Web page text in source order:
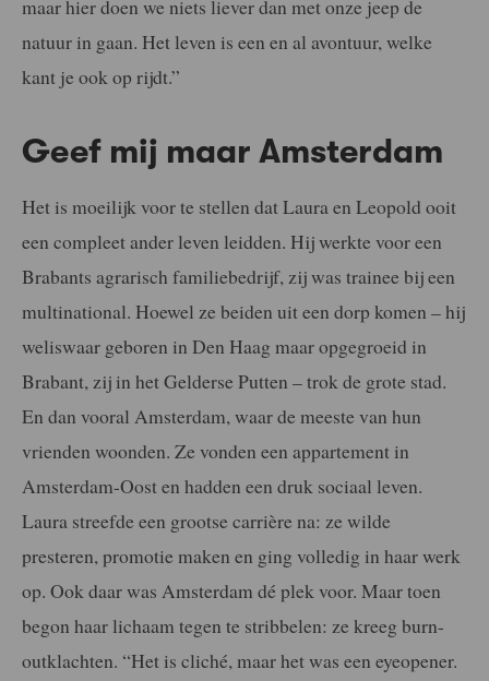
maar hier doen we niets liever dan met onze jeep de
natuur in gaan. Het leven is een en al avontuur, welke
kant je ook op rijdt.”
Geef mij maar Amsterdam
Het is moeilijk voor te stellen dat Laura en Leopold ooit
een compleet ander leven leidden. Hij werkte voor een
Brabants agrarisch familiebedrijf, zij was trainee bij een
multinational. Hoewel ze beiden uit een dorp komen – hij
weliswaar geboren in Den Haag maar opgegroeid in
Brabant, zij in het Gelderse Putten – trok de grote stad.
En dan vooral Amsterdam, waar de meeste van hun
vrienden woonden. Ze vonden een appartement in
Amsterdam-Oost en hadden een druk sociaal leven.
Laura streefde een grootse carrière na: ze wilde
presteren, promotie maken en ging volledig in haar werk
op. Ook daar was Amsterdam dé plek voor. Maar toen
begon haar lichaam tegen te stribbelen: ze kreeg burn-
outklachten. “Het is cliché, maar het was een eyeopener.